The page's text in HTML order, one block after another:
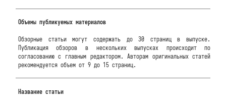
Объемы публикуемых материалов
Обзорные статьи могут содержать до 30 страниц в выпуске.
Публикация обзоров в нескольких выпусках происходит по
согласованию с главным редактором. Авторам оригинальных статей
рекомендуется объем от 9 до 15 страниц.
Название статьи